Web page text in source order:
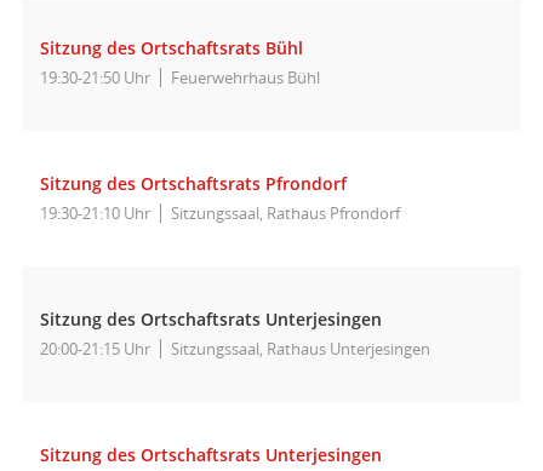
Sitzung des Ortschaftsrats Bühl
19:30-21:50 Uhr Feuerwehrhaus Bühl
Sitzung des Ortschaftsrats Pfrondorf
19:30-21:10 Uhr Sitzungssaal, Rathaus Pfrondorf
Sitzung des Ortschaftsrats Unterjesingen
20:00-21:15 Uhr Sitzungssaal, Rathaus Unterjesingen
Sitzung des Ortschaftsrats Unterjesingen